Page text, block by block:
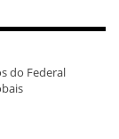
do Federal